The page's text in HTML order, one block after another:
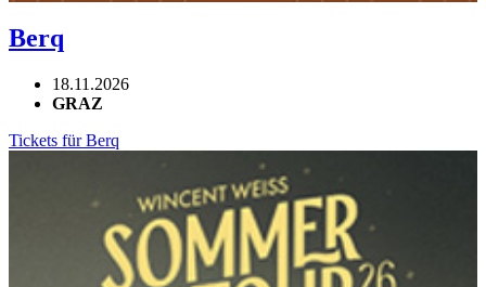
Berq
18.11.2026
GRAZ
Tickets für Berq